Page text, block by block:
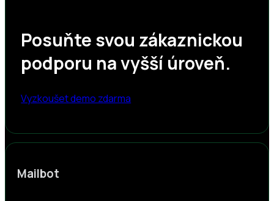
Posuňte svou zákaznickou
podporu na vyšší úroveň.
Vyzkoušet demo zdarma
Mailbot